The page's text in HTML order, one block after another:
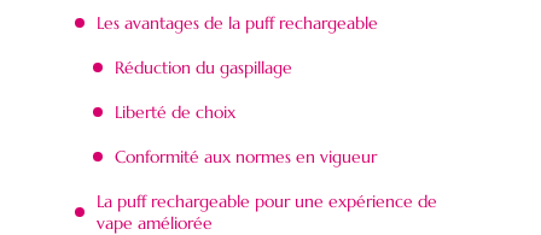
Les avantages de la puff rechargeable
Réduction du gaspillage
Liberté de choix
Conformité aux normes en vigueur
La puff rechargeable pour une expérience de
vape améliorée